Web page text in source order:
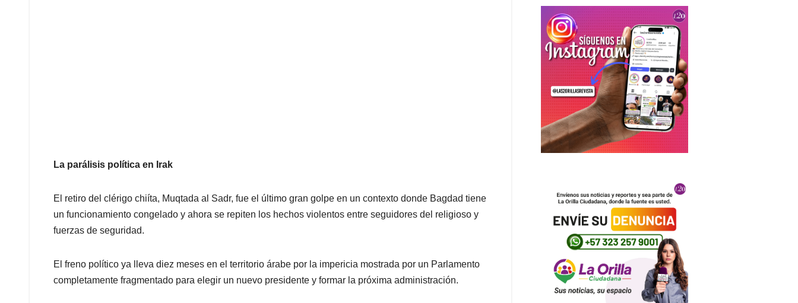
La parálisis política en Irak
El retiro del clérigo chiíta, Muqtada al Sadr, fue el último gran golpe en un contexto donde Bagdad tiene
un funcionamiento congelado y ahora se repiten los hechos violentos entre seguidores del religioso y
fuerzas de seguridad.
El freno político ya lleva diez meses en el territorio árabe por la impericia mostrada por un Parlamento
completamente fragmentado para elegir un nuevo presidente y formar la próxima administración.